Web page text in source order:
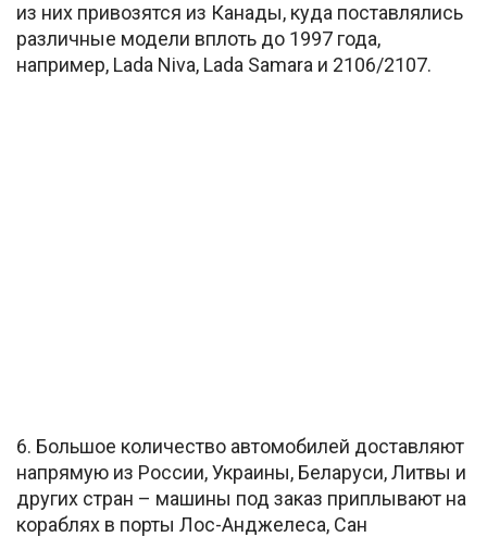
из них привозятся из Канады, куда поставлялись
различные модели вплоть до 1997 года,
например, Lada Niva, Lada Samara и 2106/2107.
6. Большое количество автомобилей доставляют
напрямую из России, Украины, Беларуси, Литвы и
других стран – машины под заказ приплывают на
кораблях в порты Лос-Анджелеса, Сан